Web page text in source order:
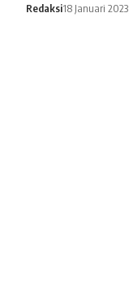
Redaksi18 Januari 2023